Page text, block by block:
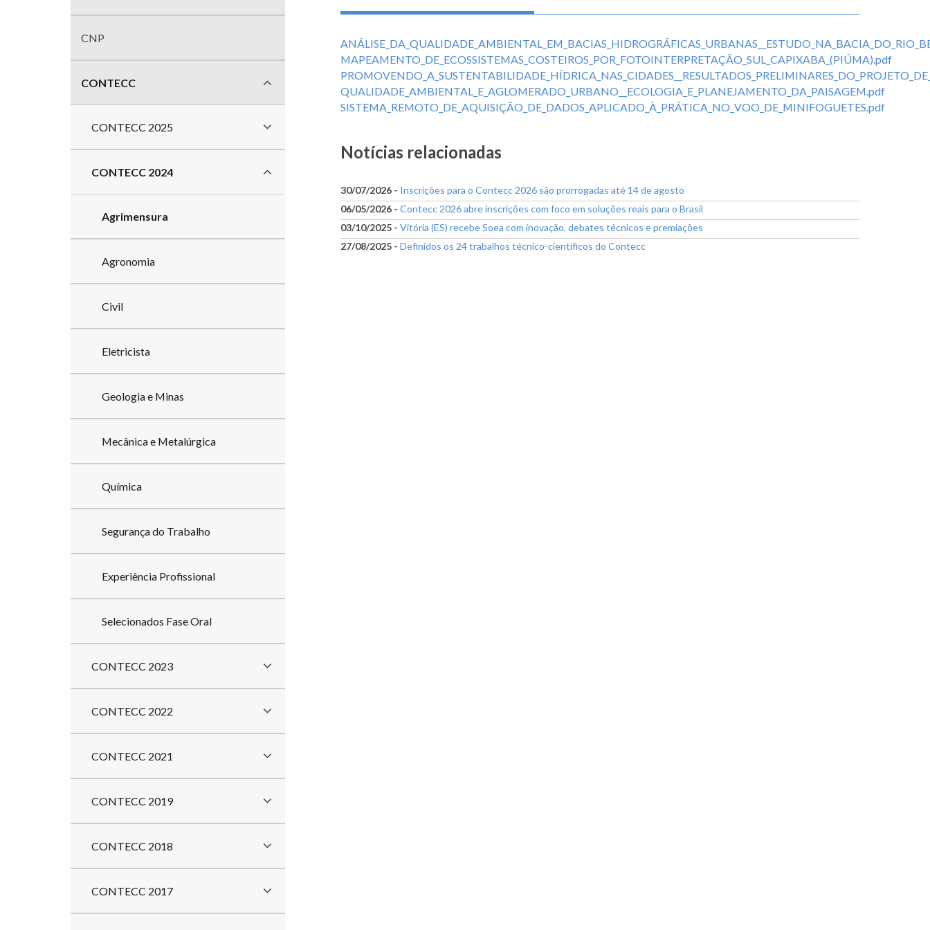
MAPEAMENTO_DE_ECOSSISTEMAS_COSTEIROS_POR_FOTOINTERPRETAÇÃO_SUL_CAPIXABA_(PIÚMA).pdf
QUALIDADE_AMBIENTAL_E_AGLOMERADO_URBANO__ECOLOGIA_E_PLANEJAMENTO_DA_PAISAGEM.pdf
SISTEMA_REMOTO_DE_AQUISIÇÃO_DE_DADOS_APLICADO_À_PRÁTICA_NO_VOO_DE_MINIFOGUETES.pdf
Notícias relacionadas
30/07/2026 - Inscrições para o Contecc 2026 são prorrogadas até 14 de agosto
06/05/2026 - Contecc 2026 abre inscrições com foco em soluções reais para o Brasil
03/10/2025 - Vitória (ES) recebe Soea com inovação, debates técnicos e premiações
27/08/2025 - Definidos os 24 trabalhos técnico-científicos do Contecc
CNP
CONTECC
CONTECC 2025
CONTECC 2024
Agrimensura
Agronomia
Civil
Eletricista
Geologia e Minas
Mecânica e Metalúrgica
Química
Segurança do Trabalho
Experiência Profissional
Selecionados Fase Oral
CONTECC 2023
CONTECC 2022
CONTECC 2021
CONTECC 2019
CONTECC 2018
CONTECC 2017